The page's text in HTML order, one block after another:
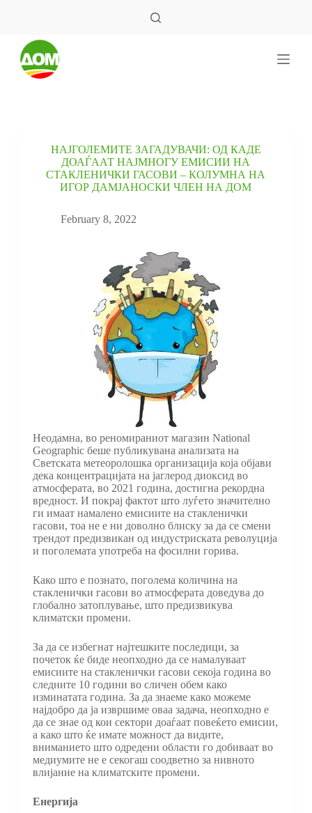
НАЈГОЛЕМИТЕ ЗАГАДУВАЧИ: ОД КАДЕ
ДОАЃААТ НАЈМНОГУ ЕМИСИИ НА
СТАКЛЕНИЧКИ ГАСОВИ – КОЛУМНА НА
ИГОР ДАМЈАНОСКИ ЧЛЕН НА ДОМ
February 8, 2022
Неодамна, во реномираниот магазин National
Geographic беше публикувана анализата на
Светската метеоролошка организација која објави
дека концентрацијата на јаглерод диоксид во
атмосферата, во 2021 година, достигна рекордна
вредност. И покрај фактот што луѓето значително
ги имаат намалено емисиите на стакленички
гасови, тоа не е ни доволно блиску за да се смени
трендот предизвикан од индустриската револуција
и поголемата употреба на фосилни горива.
Како што е познато, поголема количина на
стакленички гасови во атмосферата доведува до
глобално затоплување, што предизвикува
климатски промени.
За да се избегнат најтешките последици, за
почеток ќе биде неопходно да се намалуваат
емисиите на стакленички гасови секоја година во
следните 10 години во сличен обем како
изминатата година. За да знаеме како можеме
најдобро да ја извршиме оваа задача, неопходно е
да се знае од кои сектори доаѓаат повеќето емисии,
а како што ќе имате можност да видите,
вниманието што одредени области го добиваат во
медиумите не е секогаш соодветно за нивното
влијание на климатските промени.
Енергија